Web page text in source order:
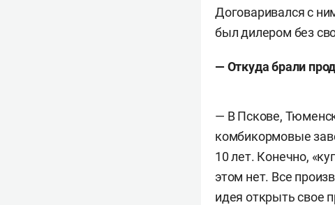
Договаривался с
был дилером без
— Откуда брали
— В Пскове,
комбикормовые
10 лет. Конечно,
этом нет. Все
идея открыть свое